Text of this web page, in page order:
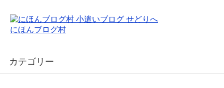
にほんブログ村
カテゴリー